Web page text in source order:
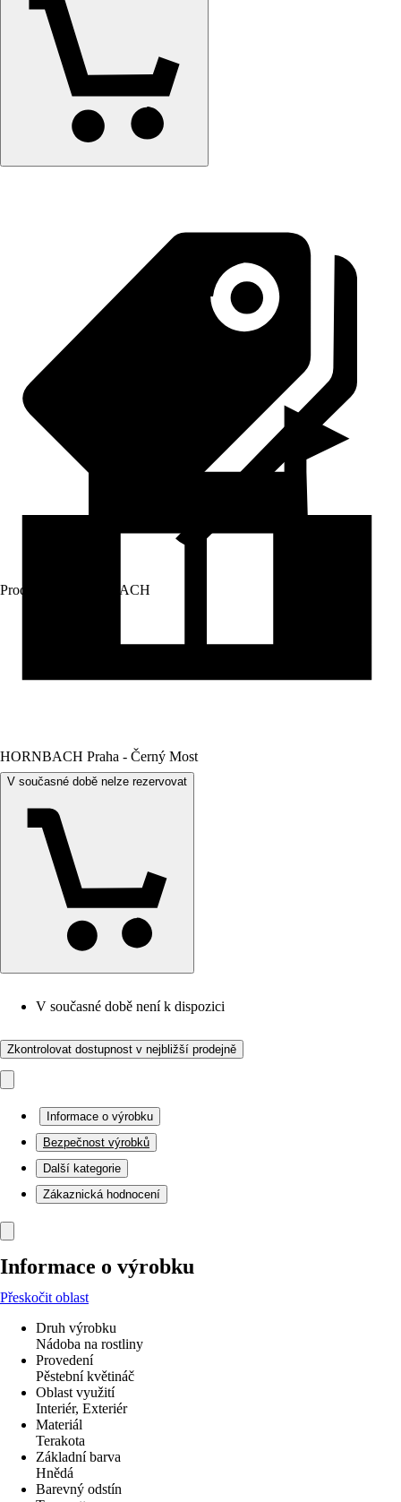
Prodej přes: HORNBACH
HORNBACH Praha - Černý Most
V současné době nelze rezervovat
V současné době není k dispozici
Zkontrolovat dostupnost v nejbližší prodejně
Informace o výrobku
Bezpečnost výrobků
Další kategorie
Zákaznická hodnocení
Informace o výrobku
Přeskočit oblast
Druh výrobku
Nádoba na rostliny
Provedení
Pěstební květináč
Oblast využití
Interiér, Exteriér
Materiál
Terakota
Základní barva
Hnědá
Barevný odstín